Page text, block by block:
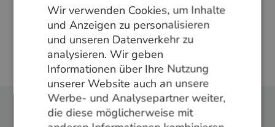
Meer weten?
Bel ons op+31 348 820000of mail
info@vandenberghardhout.nl. Let op, wij leveren
alleen aan bedrijven.
GERMAN
ENGLISH
Wir verwenden Cookies, um Inhalte
und Anzeigen zu personalisieren
und unseren Datenverkehr zu
analysieren. Wir geben
Informationen über Ihre Nutzung
unserer Website auch an unsere
Werbe- und Analysepartner weiter,
die diese möglicherweise mit